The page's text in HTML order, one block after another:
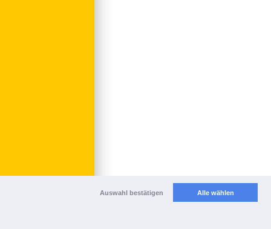
Auswahl bestätigen Alle wählen